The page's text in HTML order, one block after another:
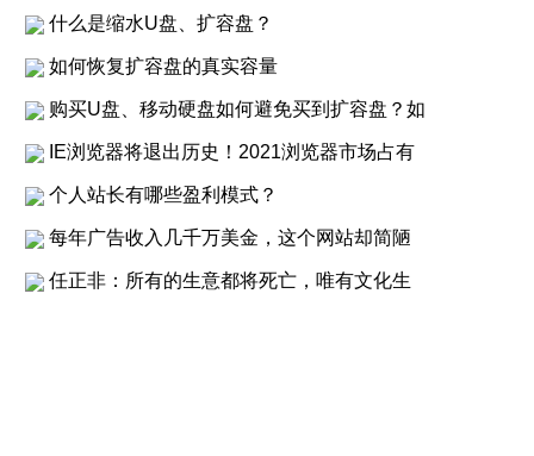
什么是缩水U盘、扩容盘？
如何恢复扩容盘的真实容量
购买U盘、移动硬盘如何避免买到扩容盘？如
IE浏览器将退出历史！2021浏览器市场占有
个人站长有哪些盈利模式？
每年广告收入几千万美金，这个网站却简陋
任正非：所有的生意都将死亡，唯有文化生